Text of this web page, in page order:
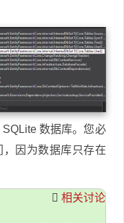
数据库。您必
因为数据库只存在
相关讨论